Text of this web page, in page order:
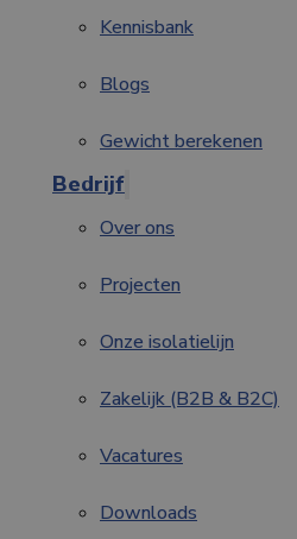
Kennisbank
Blogs
Gewicht berekenen
Bedrijf
Over ons
Projecten
Onze isolatielijn
Zakelijk (B2B & B2C)
Vacatures
Downloads